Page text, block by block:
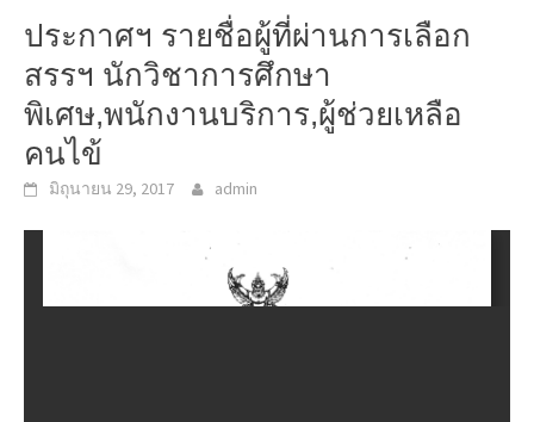
ประกาศฯ รายชื่อผู้ที่ผ่านการเลือก
สรรฯ นักวิชาการศึกษา
พิเศษ,พนักงานบริการ,ผู้ช่วยเหลือ
คนไข้
มิถุนายน 29, 2017 admin